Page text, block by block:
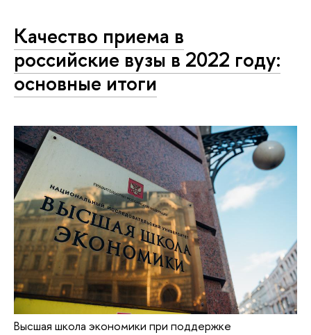
Качество приема в
российские вузы в 2022 году:
основные итоги
Высшая школа экономики при поддержке